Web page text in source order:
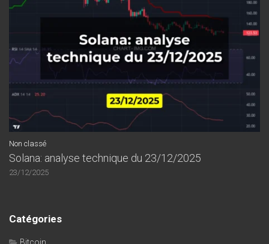
Non classé
Solana: analyse technique du 23/12/2025
23/12/2025
Catégories